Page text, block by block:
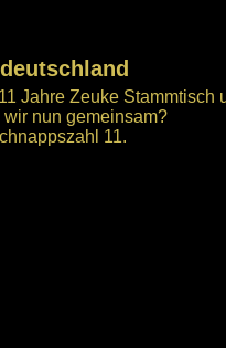
Jahre Zeuke Stammtisch
wir nun gemeinsam?
11.